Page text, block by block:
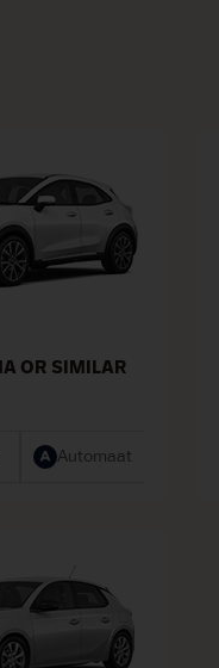
OR SIMILAR
Automaat